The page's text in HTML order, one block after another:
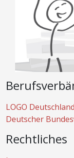
LOGO Deutschland
Deutscher
Rechtliches